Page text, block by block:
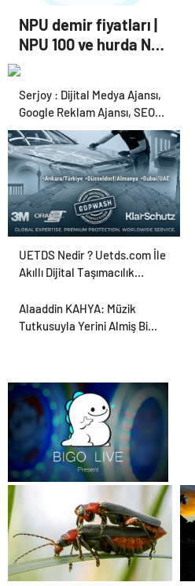
NPU demir fiyatları |
NPU 100 ve hurda NPU
hesaplama
Serjoy : Dijital Medya Ajansı,
Google Reklam Ajansı, SEO
Ajansı ve Web Tasarım Ajansı
UETDS Nedir ? Uetds.com İle
Akıllı Dijital Taşımacılık
Alaaddin KAHYA: Müzik
Tutkusuyla Yerini Almiş Bir
Bigo Elmas Bayi – Güvenli,
Hızlı ve Uygun Fiyatlı Elmas
Satın Almanın Yeni Adresi